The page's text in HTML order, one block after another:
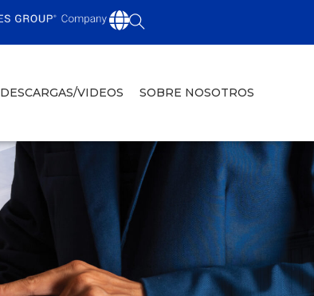
DESCARGAS/VIDEOS SOBRE NOSOTROS